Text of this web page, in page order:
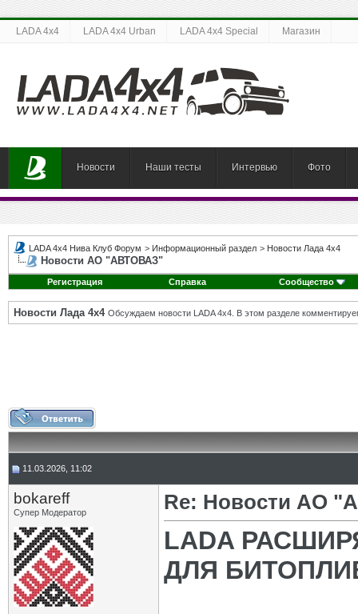
LADA 4x4 LADA 4x4 Urban LADA 4x4 Special Магазин
Новости Наши тесты Интервью Фото
LADA 4x4 Нива Клуб Форум > Информационный раздел > Новости Лада 4х4
Новости АО "АВТОВАЗ"
Регистрация Справка Сообщество
Новости Лада 4х4 Обсуждаем новости LADA 4x4. В этом разделе
11.03.2026, 11:02
bokareff
Супер Модератор Re: Новости АО
LADA
ДЛЯ